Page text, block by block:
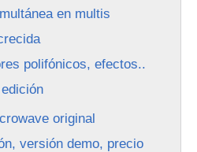
en multis
polifónicos, efectos..
original
versión demo, precio